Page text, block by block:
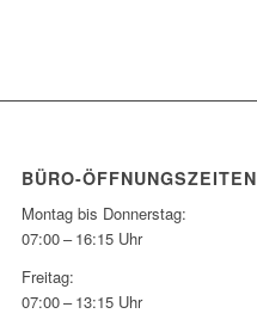
BÜRO-ÖFFNUNGSZEITEN
Montag bis Donnerstag:
07:00 – 16:15 Uhr
Freitag:
07:00 – 13:15 Uhr